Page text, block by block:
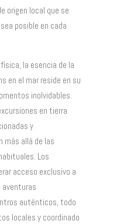
origen local que se
posible en cada
la esencia de la
en el mar reside en su
inolvidables.
en tierra
y
más allá de las
Los
acceso exclusivo a
aventuras
auténticos, todo
locales y coordinado